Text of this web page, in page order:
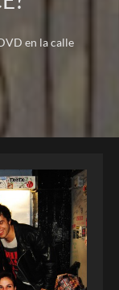
en la calle